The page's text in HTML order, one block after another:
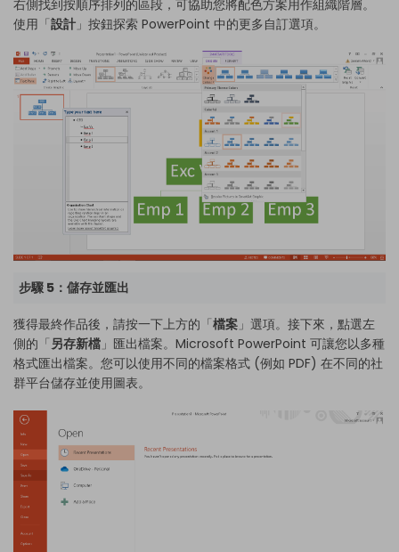
右側找到按順序排列的區段，可協助您將配色方案用作組織階層。
使用「設計 」按鈕探索 PowerPoint 中的更多自訂選項。
步驟 5：儲存並匯出
獲得最終作品後，請按一下上方的「檔案」選項。接下來，點選左
側的「另存新檔」匯出檔案。Microsoft PowerPoint 可讓您以多種
格式匯出檔案。您可以使用不同的檔案格式 (例如 PDF) 在不同的社
群平台儲存並使用圖表。